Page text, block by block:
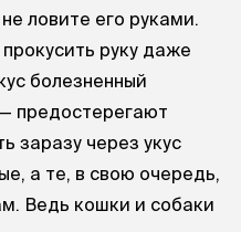
ловите его руками.
руку даже
болезненный
предостерегают
заразу через укус
а те, в свою очередь,
Ведь кошки и собаки